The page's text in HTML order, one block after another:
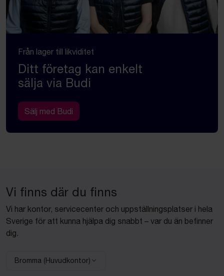
Från lager till likviditet
Ditt företag kan enkelt
sälja via Budi
Sälj med Budi
Vi finns där du finns
Vi har kontor, servicecenter och uppställningsplatser i hela
Sverige för att kunna hjälpa dig snabbt – var du än befinner
dig.
Välj anläggning:
Bromma (Huvudkontor)